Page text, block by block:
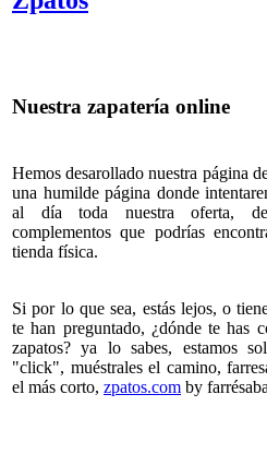
Nuestra zapatería online
Hemos desarollado nuestra página
una humilde página donde
al día toda nuestra oferta,
complementos que podrías
tienda física.
Si por lo que sea, estás lejos, o
te han preguntado, ¿dónde te has
zapatos? ya lo sabes, estamos
"click", muéstrales el camino,
el más corto, zpatos.com by